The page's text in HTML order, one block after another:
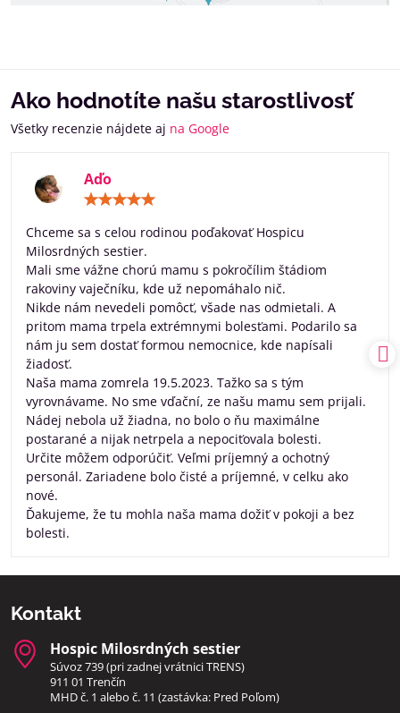
Ako hodnotíte našu starostlivosť
Všetky recenzie nájdete aj na Google
Aďo
5
Chceme sa s celou rodinou poďakovať Hospicu
Milosrdných sestier.
Mali sme vážne chorú mamu s pokročílim štádiom
rakoviny vaječníku, kde už nepomáhalo nič.
Nikde nám nevedeli pomôcť, všade nas odmietali. A
pritom mama trpela extrémnymi bolesťami. Podarilo sa
nám ju sem dostať formou nemocnice, kde napísali
žiadosť.
Naša mama zomrela 19.5.2023. Tažko sa s tým
vyrovnávame. No sme vďační, ze našu mamu sem prijali.
Nádej nebola už žiadna, no bolo o ňu maximálne
postarané a nijak netrpela a nepociťovala bolesti.
Určite môžem odporúčiť. Veľmi príjemný a ochotný
personál. Zariadene bolo čisté a príjemné, v celku ako
nové.
Ďakujeme, že tu mohla naša mama dožiť v pokoji a bez
bolesti.
Kontakt
Hospic Milosrdných sestier
Súvoz 739 (pri zadnej vrátnici TRENS)
911 01 Trenčín
MHD č. 1 alebo č. 11 (zastávka: Pred Poľom)